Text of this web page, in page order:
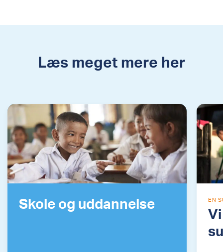
Læs meget mere her
Skole og uddannelse EN